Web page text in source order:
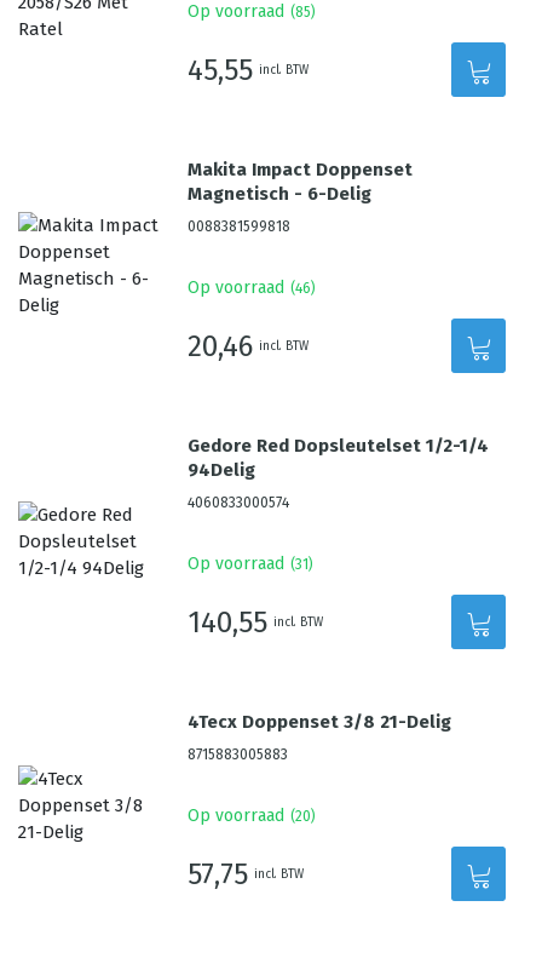
Op voorraad (85)
45,55 incl. BTW
Makita Impact Doppenset
Magnetisch - 6-Delig
0088381599818
Op voorraad (46)
20,46 incl. BTW
Gedore Red Dopsleutelset 1/2-1/4
94Delig
4060833000574
Op voorraad (31 )
140,55 incl. BTW
4Tecx Doppenset 3/8 21-Delig
8715883005883
Op voorraad (20)
57,75 incl. BTW